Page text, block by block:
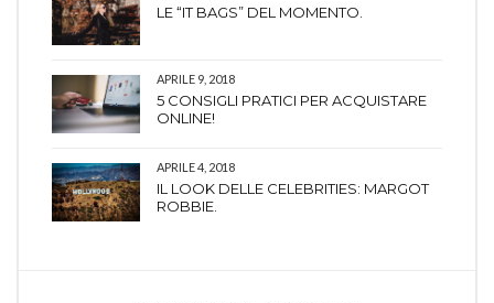
LE “IT BAGS” DEL MOMENTO.
APRILE 9, 2018
5 CONSIGLI PRATICI PER ACQUISTARE
ONLINE!
APRILE 4, 2018
IL LOOK DELLE CELEBRITIES: MARGOT
ROBBIE.